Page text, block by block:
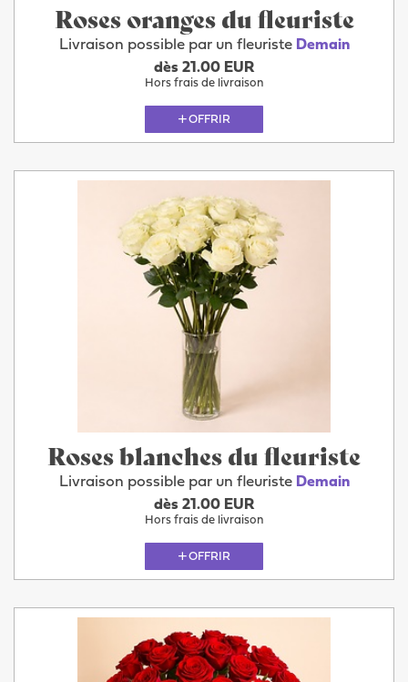
Roses oranges du fleuriste
Livraison possible par un fleuriste Demain
dès 21.00 EUR
Hors frais de livraison
OFFRIR
Roses blanches du fleuriste
Livraison possible par un fleuriste Demain
dès 21.00 EUR
Hors frais de livraison
OFFRIR